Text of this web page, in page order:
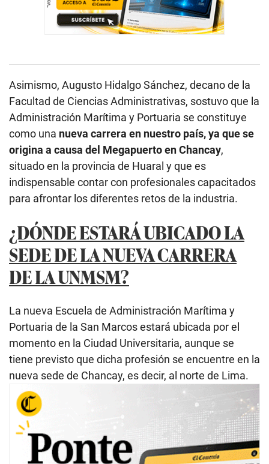
Asimismo, Augusto Hidalgo Sánchez, decano de la
Facultad de Ciencias Administrativas, sostuvo que la
Administración Marítima y Portuaria se constituye
como una nueva carrera en nuestro país, ya que se
origina a causa del Megapuerto en Chancay,
situado en la provincia de Huaral y que es
indispensable contar con profesionales capacitados
para afrontar los diferentes retos de la industria.
¿DÓNDE ESTARÁ UBICADO LA
SEDE DE LA NUEVA CARRERA
DE LA UNMSM?
La nueva Escuela de Administración Marítima y
Portuaria de la San Marcos estará ubicada por el
momento en la Ciudad Universitaria, aunque se
tiene previsto que dicha profesión se encuentre en la
nueva sede de Chancay, es decir, al norte de Lima.